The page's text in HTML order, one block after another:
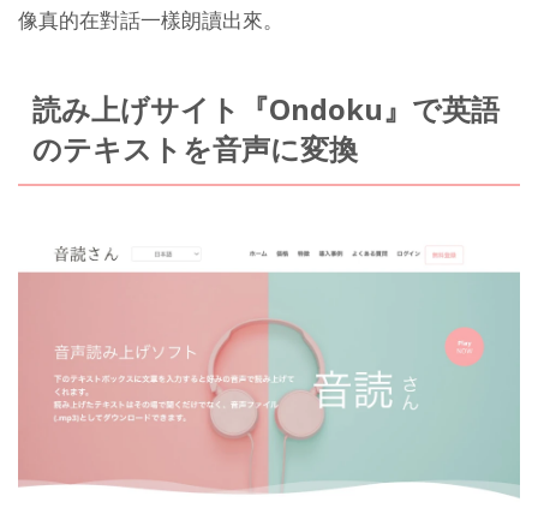
像真的在對話一樣朗讀出來。
読み上げサイト『Ondoku』で英語
のテキストを音声に変換